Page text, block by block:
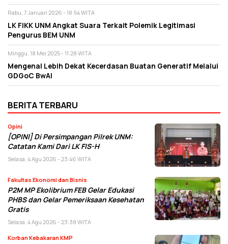
Rabu, 7 Januari 2026 - 18:54 WITA
LK FIKK UNM Angkat Suara Terkait Polemik Legitimasi
Pengurus BEM UNM
Minggu, 18 Mei 2025 - 11:28 WITA
Mengenal Lebih Dekat Kecerdasan Buatan Generatif Melalui
GDGoC BwAI
BERITA TERBARU
Opini
[OPINI] Di Persimpangan Pilrek UNM:
Catatan Kami Dari LK FIS-H
Selasa, 4 Agu 2026 - 23:46 WITA
Fakultas Ekonomi dan Bisnis
P2M MP Ekolibrium FEB Gelar Edukasi
PHBS dan Gelar Pemeriksaan Kesehatan
Gratis
Selasa, 4 Agu 2026 - 23:38 WITA
Korban Kebakaran KMP